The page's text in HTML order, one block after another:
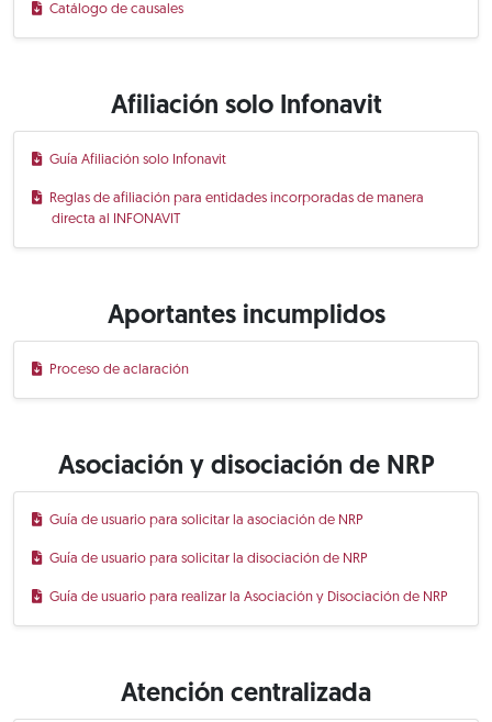
Catálogo de causales
Afiliación solo Infonavit
Guía Afiliación solo Infonavit
Reglas de afiliación para entidades incorporadas de manera
directa al INFONAVIT
Aportantes incumplidos
Proceso de aclaración
Asociación y disociación de NRP
Guía de usuario para solicitar la asociación de NRP
Guía de usuario para solicitar la disociación de NRP
Guía de usuario para realizar la Asociación y Disociación de NRP
Atención centralizada